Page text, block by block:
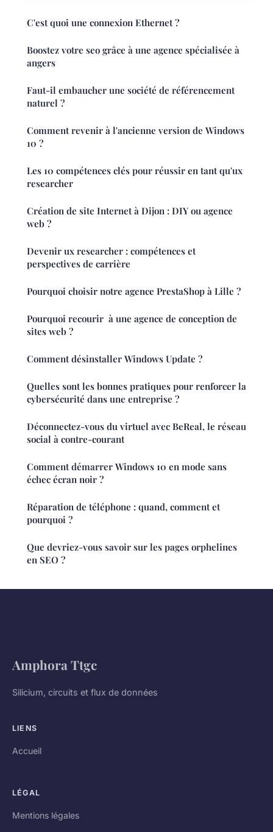
C'est quoi une connexion Ethernet ?
Boostez votre seo grâce à une agence spécialisée à
angers
Faut-il embaucher une société de référencement
naturel ?
Comment revenir à l'ancienne version de Windows
10 ?
Les 10 compétences clés pour réussir en tant qu'ux
researcher
Création de site Internet à Dijon : DIY ou agence
web ?
Devenir ux researcher : compétences et
perspectives de carrière
Pourquoi choisir notre agence PrestaShop à Lille ?
Pourquoi recourir à une agence de conception de
sites web ?
Comment désinstaller Windows Update ?
Quelles sont les bonnes pratiques pour renforcer la
cybersécurité dans une entreprise ?
Déconnectez-vous du virtuel avec BeReal, le réseau
social à contre-courant
Comment démarrer Windows 10 en mode sans
échec écran noir ?
Réparation de téléphone : quand, comment et
pourquoi ?
Que devriez-vous savoir sur les pages orphelines
en SEO ?
Amphora Ttgc
Silicium, circuits et flux de données
LIENS
Accueil
LÉGAL
Mentions légales